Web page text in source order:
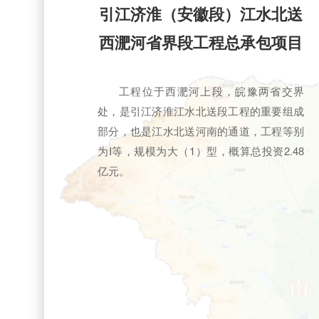
引江济淮（安徽段）江水北送
西淝河省界段工程总承包项目
工程位于西淝河上段，皖豫两省交界
处，是引江济淮江水北送段工程的重要组成
部分，也是江水北送河南的通道，工程等别
为Ⅰ等，规模为大（1）型，概算总投资2.48
亿元。